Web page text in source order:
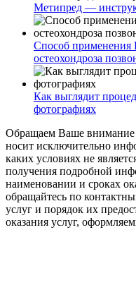
Метипред —
Способ применения
остеохондроза
Как выглядит
фотографиях
Обращаем Ваше внимание
носит исключительно
каких условиях не
получения подробной
наименовании и сроках
обращайтесь по
услуг и порядок их
оказания услуг,